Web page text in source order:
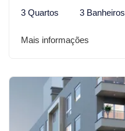
3 Quartos 3 Banheiros
Mais informações